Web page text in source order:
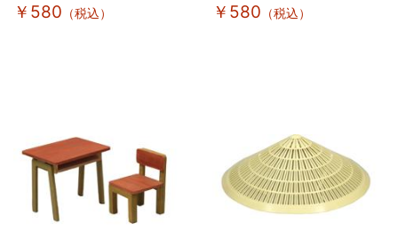
￥580 （税込） ￥580 （税込）